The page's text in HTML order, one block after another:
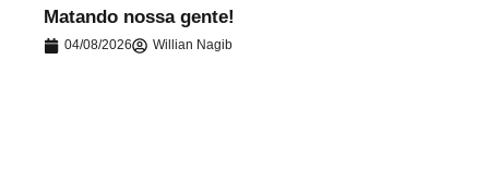
Matando nossa gente!
04/08/2026 Willian Nagib